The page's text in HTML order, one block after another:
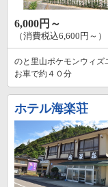
6,000円～
（消費税込6,600円～）
のと里山ポケモンウィズ
お車で約４０分
ホテル海楽荘